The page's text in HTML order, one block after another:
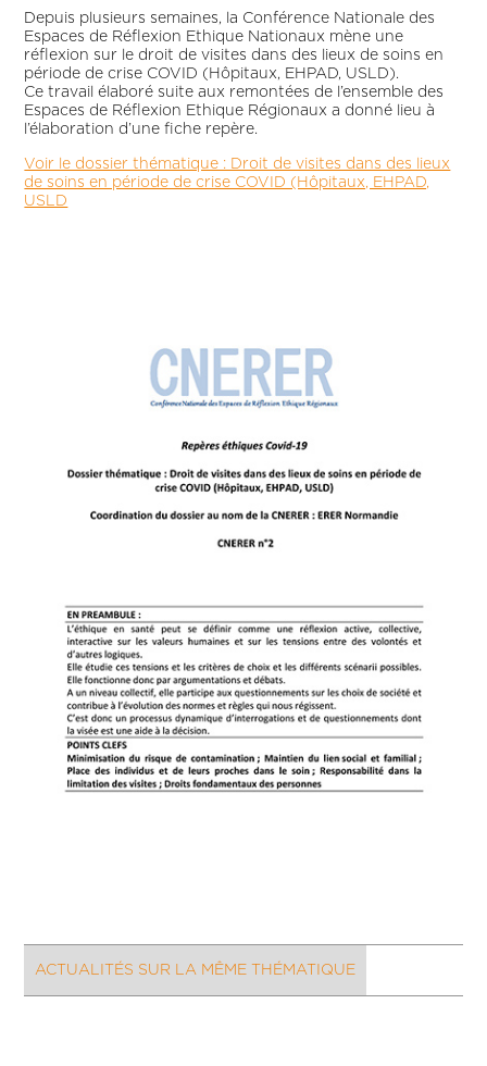
Depuis plusieurs semaines, la Conférence Nationale des
Espaces de Réflexion Ethique Nationaux mène une
réflexion sur le droit de visites dans des lieux de soins en
période de crise COVID (Hôpitaux, EHPAD, USLD).
Ce travail élaboré suite aux remontées de l’ensemble des
Espaces de Réflexion Ethique Régionaux a donné lieu à
l’élaboration d’une fiche repère.
Voir le dossier thématique : Droit de visites dans des lieux
de soins en période de crise COVID (Hôpitaux, EHPAD,
USLD
ACTUALITÉS SUR LA MÊME THÉMATIQUE